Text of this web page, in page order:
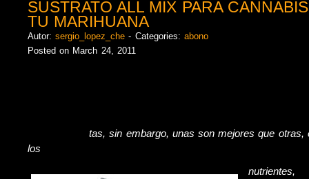
SUSTRATO ALL MIX PARA
TU MARIHUANA
Autor:sergio_lopez_che - Categories: abono
Posted on March 24, 2011
nuestras plantas, sin embargo, unas son mejores que otras,
los